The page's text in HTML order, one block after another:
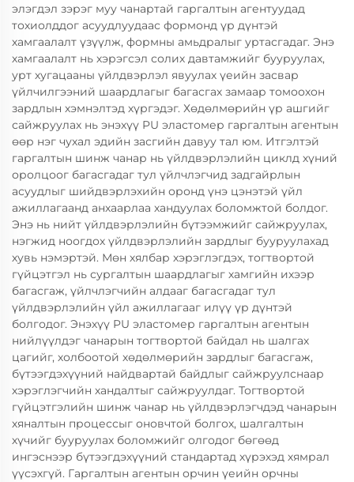
элэгдэл зэрэг муу чанартай гаргалтын агентуудад
тохиолддог асуудлуудаас формонд үр дүнтэй
хамгаалалт үзүүлж, формны амьдралыг уртасгадаг. Энэ
хамгаалалт нь хэрэгсэл солих давтамжийг бууруулах,
урт хугацааны үйлдвэрлэл явуулах үеийн засвар
үйлчилгээний шаардлагыг багасгах замаар томоохон
зардлын хэмнэлтэд хүргэдэг. Хөдөлмөрийн үр ашгийг
сайжруулах нь энэхүү PU эластомер гаргалтын агентын
өөр нэг чухал эдийн засгийн давуу тал юм. Итгэлтэй
гаргалтын шинж чанар нь үйлдвэрлэлийн циклд хүний
оролцоог багасгадаг тул үйлчлэгчид задгайрлын
асуудлыг шийдвэрлэхийн оронд үнэ цэнэтэй үйл
ажиллагаанд анхаарлаа хандуулах боломжтой болдог.
Энэ нь нийт үйлдвэрлэлийн бүтээмжийг сайжруулах,
нэгжид ноогдох үйлдвэрлэлийн зардлыг бууруулахад
хувь нэмэртэй. Мөн хялбар хэрэглэгдэх, тогтвортой
гүйцэтгэл нь сургалтын шаардлагыг хамгийн ихээр
багасгаж, үйлчлэгчийн алдааг багасгадаг тул
үйлдвэрлэлийн үйл ажиллагааг илүү үр дүнтэй
болгодог. Энэхүү PU эластомер гаргалтын агентын
нийлүүлдэг чанарын тогтвортой байдал нь шалгах
цагийг, холбоотой хөдөлмөрийн зардлыг багасгаж,
бүтээгдэхүүний найдвартай байдлыг сайжруулснаар
хэрэглэгчийн хандалтыг сайжруулдаг. Тогтвортой
гүйцэтгэлийн шинж чанар нь үйлдвэрлэгчдэд чанарын
хяналтын процессыг оновчтой болгох, шалгалтын
хүчийг бууруулах боломжийг олгодог бөгөөд
ингэснээр бүтээгдэхүүний стандартад хүрэхэд хямрал
үүсэхгүй. Гаргалтын агентын орчин үеийн орчны